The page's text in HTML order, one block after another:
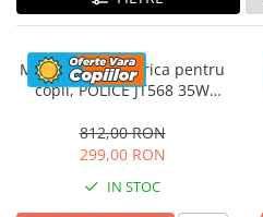
Motocicleta electrica pentru
copii, POLICE JT568 35W
812,00 RON
299,00 RON
IN STOC